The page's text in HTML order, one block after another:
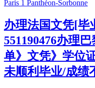
办理法国文凭[毕
551190476办理
单》文凭》学位
未顺利毕业/成绩